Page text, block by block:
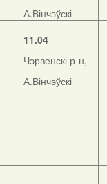
А.Вінчэўскі
11.04
Чэрвенскі р-н,
А.Вінчэўскі